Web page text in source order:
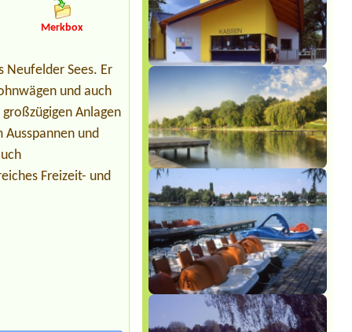
Termin ab 2026-08-03 | Strandcafé
Leimüller Camping
1x Platz für Zelt, 1x Erwachsener, 2x
Kinder (6&8); Strom, Wasser & Kanal
nein
Termin ab 2026-07-29 |Seepension &
Camping Nußbaumer KG
1x zelt,2 x person
Termin ab 2026-08-07 |Camping via
Claudiasee
Wohnmobil 2 Personen
Merkbox
Sees. Er
und auch
Anlagen
und
Freizeit- und